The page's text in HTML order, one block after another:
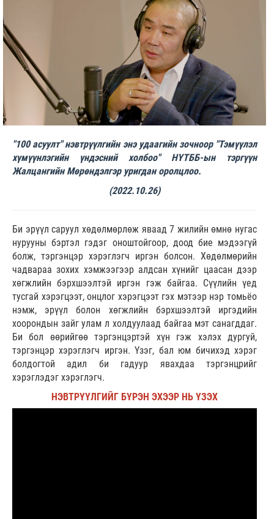
"100 асуулт" нэвтрүүлгийн энэ удаагийн зочноор "Тэмүүлэл
хүмүүнлэгийн үндэсний холбоо" НҮТББ-ын тэргүүн
Жалцангийн Мөрөндэлгэр уригдан оролцлоо.
(2022.10.26)
Би эрүүл саруул хөдөлмөрлөж яваад 7 жилийн өмнө нугас
нурууны бэртэл гэдэг оноштойгоор, доод бие мэдээгүй
болж, тэргэнцэр хэрэглэгч иргэн болсон. Хөдөлмөрийн
чадвараа зохих хэмжээгээр алдсан хүнийг цаасан дээр
хөгжлийн бэрхшээлтэй иргэн гэж байгаа. Сүүлийн үед
тусгай хэрэгцээт, онцлог хэрэгцээт гэх мэтээр нэр томьёо
нэмж, эрүүл болон хөгжлийн бэрхшээлтэй иргэдийн
хоорондын зайг улам л холдуулаад байгаа мэт санагддаг.
Би бол өөрийгөө тэргэнцэртэй хүн гэж хэлэх дургуй,
тэргэнцэр хэрэглэгч иргэн. Үзэг, бал юм бичихэд хэрэг
болдогтой адил би гадуур явахдаа тэргэнцрийг
хэрэглэдэг хэрэглэгч.
НЭВТРҮҮЛГИЙГ БҮРЭН ЭХЭЭР НЬ ҮЗЭХ